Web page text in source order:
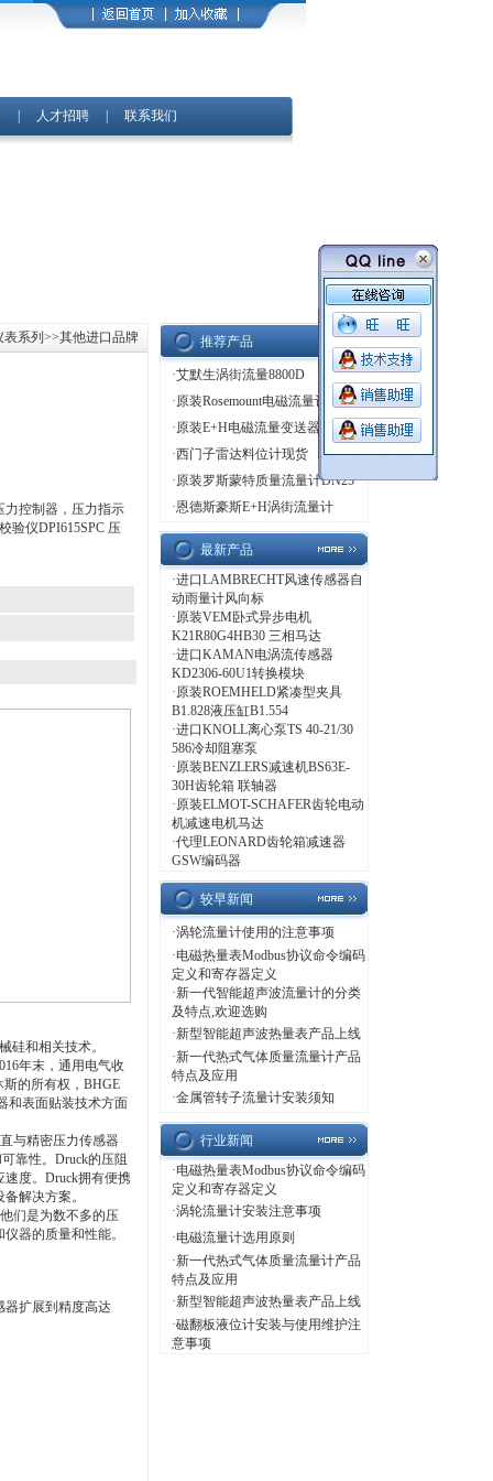
人才招聘 联系我们
系列 >>其他进口品牌
控制器，压力指示
验仪DPI615SPC 压
硅和相关技术。
年末，通用电气收
的所有权，BHGE
和表面贴装技术方面
与精密压力传感器
靠性。Druck的压阻
度。Druck拥有便携
解决方案。
们是为数不多的压
器的质量和性能。
器扩展到精度高达
推荐产品
·艾默生涡街流量8800D
·原装Rosemount电磁流量计
·原装E+H电磁流量变送器
·西门子雷达料位计现货
·原装罗斯蒙特质量流量计DN25
·恩德斯豪斯E+H涡街流量计
最新产品
·进口LAMBRECHT风速传感器自
动雨量计风向标
·原装VEM卧式异步电机
K21R80G4HB30 三相马达
·进口KAMAN电涡流传感器
KD2306-60U1转换模块
·原装ROEMHELD紧凑型夹具
B1.828液压缸B1.554
·进口KNOLL离心泵TS 40-21/30
586冷却阻塞泵
·原装BENZLERS减速机BS63E-
30H齿轮箱 联轴器
·原装ELMOT-SCHAFER齿轮电动
机减速电机马达
·代理LEONARD齿轮箱减速器
GSW编码器
较早新闻
·涡轮流量计使用的注意事项
·电磁热量表Modbus协议命令编码
定义和寄存器定义
·新一代智能超声波流量计的分类
及特点,欢迎选购
·新型智能超声波热量表产品上线
·新一代热式气体质量流量计产品
特点及应用
·金属管转子流量计安装须知
行业新闻
·电磁热量表Modbus协议命令编码
定义和寄存器定义
·涡轮流量计安装注意事项
·电磁流量计选用原则
·新一代热式气体质量流量计产品
特点及应用
·新型智能超声波热量表产品上线
·磁翻板液位计安装与使用维护注
意事项